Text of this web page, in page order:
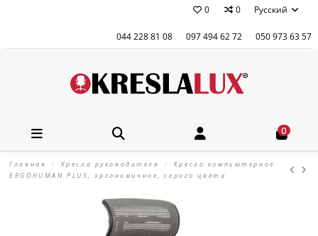
0 0 Русский
044 228 81 08 097 494 62 72 050 973 63 57
0
Главная Кресла руководителя
Кресло компьютерное
ERGOHUMAN PLUS, эргономичное, серого цвета